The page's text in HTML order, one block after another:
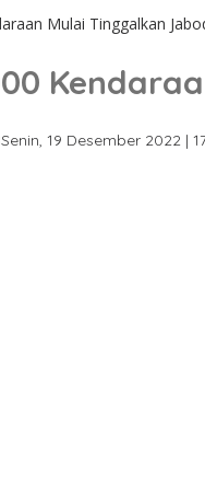
Mulai Tinggalkan
Senin, 19 Desember 2022 |